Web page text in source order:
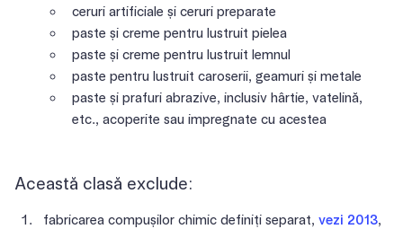
ceruri artificiale și ceruri preparate
paste și creme pentru lustruit pielea
paste și creme pentru lustruit lemnul
paste pentru lustruit caroserii, geamuri și metale
paste și prafuri abrazive, inclusiv hârtie, vatelină,
etc., acoperite sau impregnate cu acestea
Această clasă exclude:
fabricarea compușilor chimic definiți separat, vezi 2013,